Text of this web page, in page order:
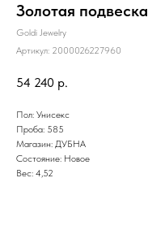
Золотая подвеска
Goldi Jewelry
Артикул: 2000026227960
54 240 р.
Пол: Унисекс
Проба: 585
Магазин: ДУБНА
Состояние: Новое
Вес: 4,52